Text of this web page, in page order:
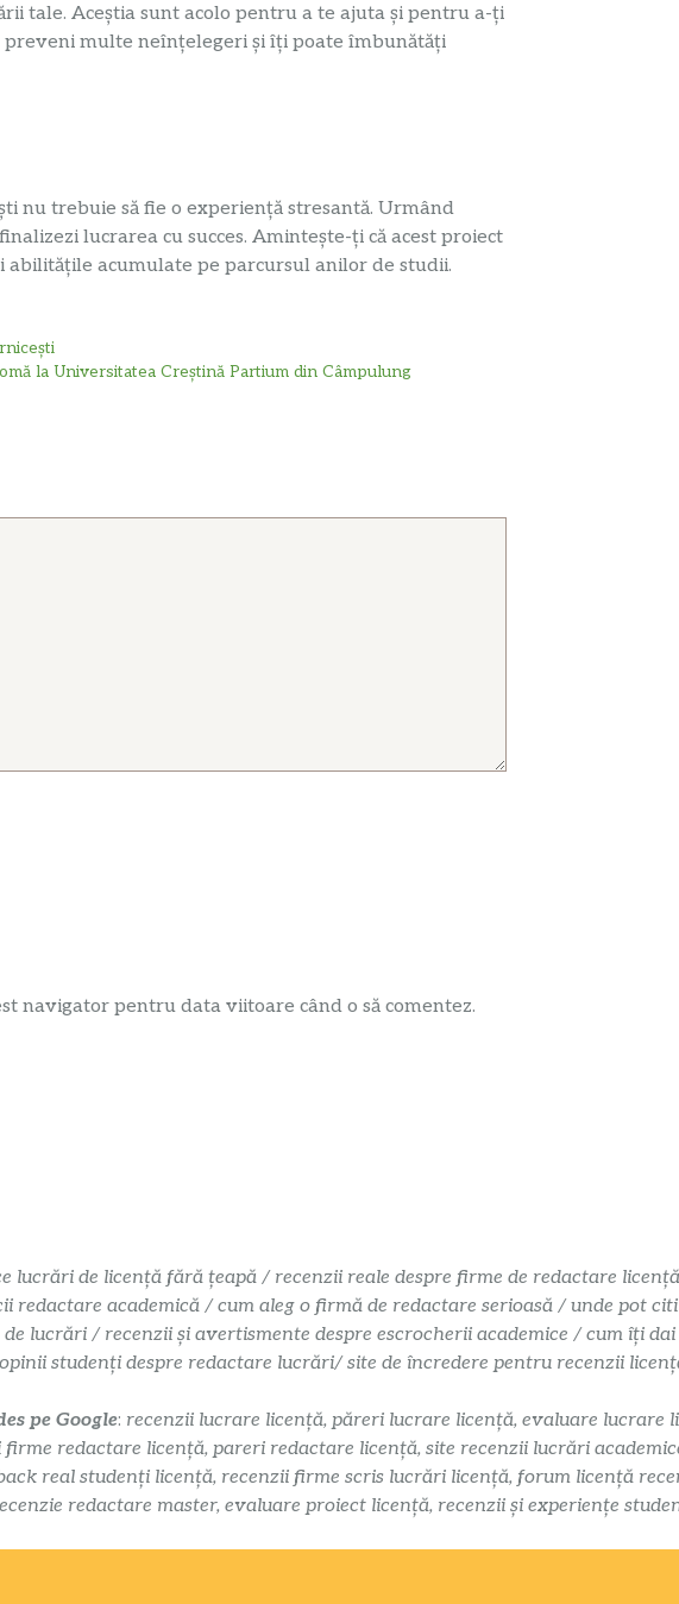
tale. Aceștia sunt acolo pentru a te ajuta și pentru a-ți
preveni multe neînțelegeri și îți poate îmbunătăți
nu trebuie să fie o experiență stresantă. Urmând
lucrarea cu succes. Amintește-ți că acest proiect
acumulate pe parcursul anilor de studii.
la Universitatea Creștină Partium din Câmpulung
navigator pentru data viitoare când o să comentez.
lucrări de licență fără țeapă / recenzii reale despre firme de redactare
academică / cum aleg o firmă de redactare serioasă / unde pot
lucrări / recenzii și avertismente despre escrocherii academice / cum îți
studenți despre redactare lucrări/ site de încredere pentru recenzii
pe Google: recenzii lucrare licență, păreri lucrare licență, evaluare lucrare
redactare licență, pareri redactare licență, site recenzii lucrări
real studenți licență, recenzii firme scris lucrări licență, forum licență
redactare master, evaluare proiect licență, recenzii și experiențe